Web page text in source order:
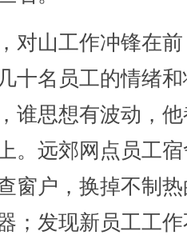
山工作冲锋在前
十名员工的情绪
谁思想有波动，
。远郊网点员工
窗户，换掉不制
；发现新员工工